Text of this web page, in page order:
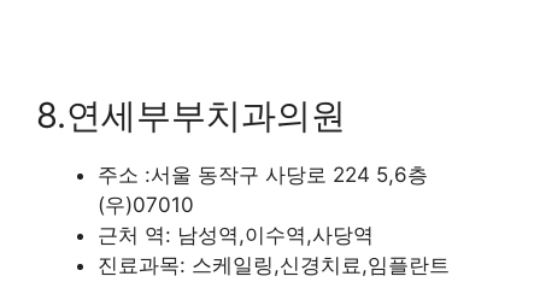
8.연세부부치과의원
주소 :서울 동작구 사당로 224 5,6층
(우)07010
근처 역: 남성역,이수역,사당역
진료과목: 스케일링,신경치료,임플란트